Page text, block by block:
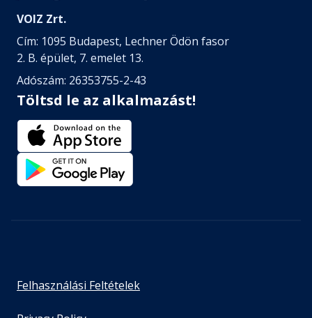
VOIZ Zrt.
Cím: 1095 Budapest, Lechner Ödön fasor
2. B. épület, 7. emelet 13.
Adószám: 26353755-2-43
Töltsd le az alkalmazást!
Felhasználási Feltételek